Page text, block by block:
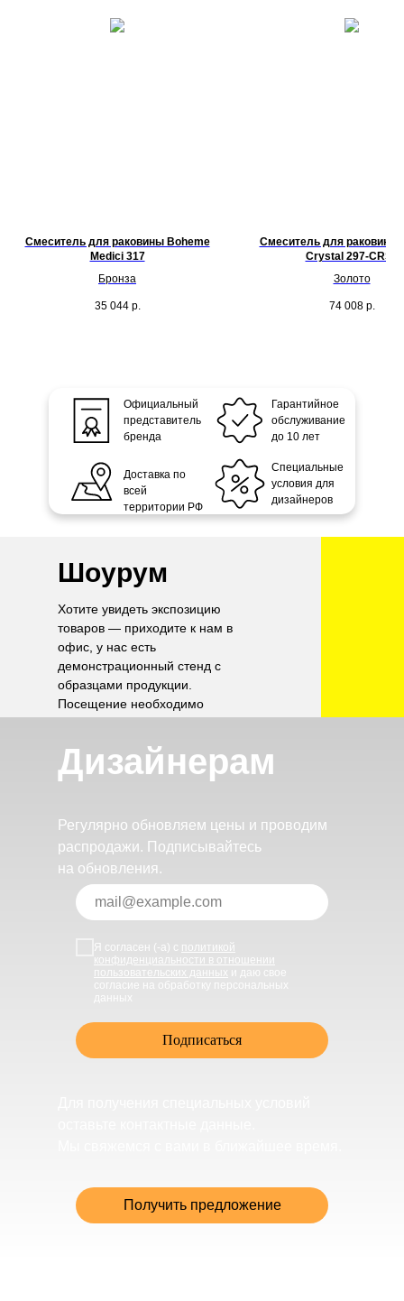
Смеситель для раковины Boheme
Medici 317
Бронза
35 044 р.
Смеситель для раковины
Crystal 297-CRST
Золото
74 008 р.
Официальный
представитель
бренда
Доставка по
всей
территории РФ
Гарантийное
обслуживание
до 10 лет
Специальные
условия для
дизайнеров
Шоурум
Хотите увидеть экспозицию
товаров — приходите к нам в
офис, у нас есть
демонстрационный стенд с
образцами продукции.
Посещение необходимо
Дизайнерам
Регулярно обновляем цены и проводим
распродажи. Подписывайтесь
на обновления.
Я согласен (-а) с политикой
конфиденциальности в отношении
пользовательских данных и даю свое
согласие на обработку персональных
данных
Подписаться
Получить предложение